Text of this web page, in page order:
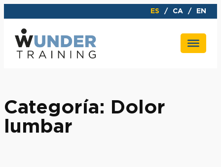
al
contenido
ES CA EN
Categoría: Dolor
lumbar